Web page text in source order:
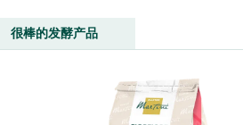
很棒的发酵产品